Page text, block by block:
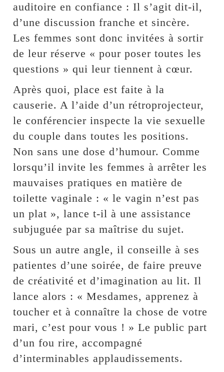
auditoire en confiance : Il s’agit dit-il,
d’une discussion franche et sincère.
Les femmes sont donc invitées à sortir
de leur réserve « pour poser toutes les
questions » qui leur tiennent à cœur.
Après quoi, place est faite à la
causerie. A l’aide d’un rétroprojecteur,
le conférencier inspecte la vie sexuelle
du couple dans toutes les positions.
Non sans une dose d’humour. Comme
lorsqu’il invite les femmes à arrêter les
mauvaises pratiques en matière de
toilette vaginale : « le vagin n’est pas
un plat », lance t-il à une assistance
subjuguée par sa maîtrise du sujet.
Sous un autre angle, il conseille à ses
patientes d’une soirée, de faire preuve
de créativité et d’imagination au lit. Il
lance alors : « Mesdames, apprenez à
toucher et à connaître la chose de votre
mari, c’est pour vous ! » Le public part
d’un fou rire, accompagné
d’interminables applaudissements.